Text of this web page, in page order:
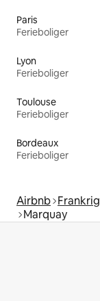
Paris
Ferieboliger
Lyon
Ferieboliger
Toulouse
Ferieboliger
Bordeaux
Ferieboliger
Airbnb Frankrig
Marquay